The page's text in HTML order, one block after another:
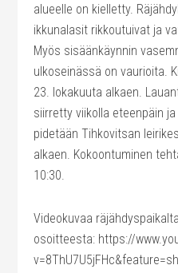
alueelle on kielletty.
ikkunalasit rikkoutuivat ja
Myös sisäänkäynnin
ulkoseinässä on vaurioita.
23. lokakuuta alkaen.
siirretty viikolla eteenpäin
pidetään Tihkovitsan
alkaen. Kokoontuminen
10:30.
Videokuvaa
osoitteesta: https://